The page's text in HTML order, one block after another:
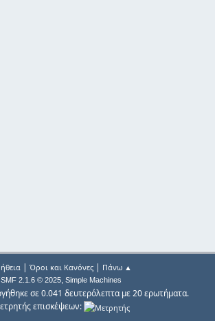
| Όροι και Κανόνες| Πάνω ▲
SMF 2.1.6 © 2025, Simple Machines
σε 0.041 δευτερόλεπτα με 20 ερωτήματα.
επισκέψεων: